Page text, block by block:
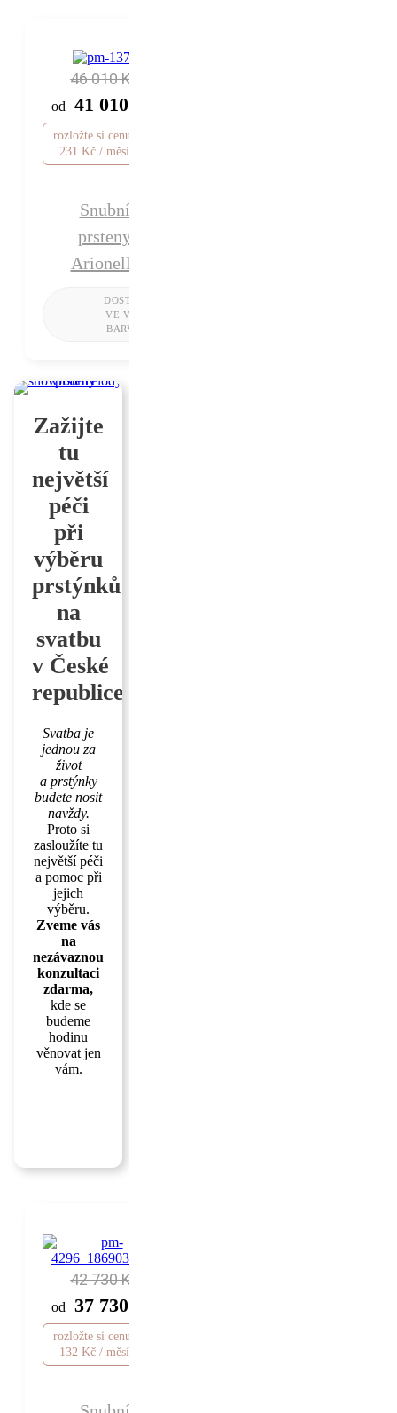
46 010 Kč
od 41 010 Kč
rozložte si cenu od 1
231 Kč / měsíc
Snubní
prsteny
Arionella
Zažijte
tu
největší
péči
při
výběru
prstýnků
na
svatbu
v České
republice
Svatba je
jednou za
život
a prstýnky
budete nosit
navždy.
Proto si
zasloužíte tu
největší péči
a pomoc při
jejich
výběru.
Zveme vás
na
nezávaznou
konzultaci
zdarma,
kde se
budeme
hodinu
věnovat jen
vám.
42 730 Kč
od 37 730 Kč
rozložte si cenu od 1
132 Kč / měsíc